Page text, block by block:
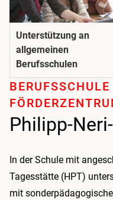
Unterstützung an
allgemeinen
Berufsschulen
Philipp-
BERUFSSCHULE
In der Schule mit
Tagesstätte (HPT)
mit